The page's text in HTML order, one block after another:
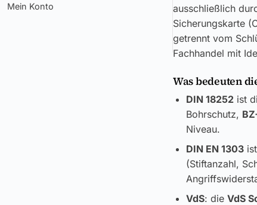
Mein Konto
ausschließlich
Sicherungskarte
getrennt vom
Fachhandel mit
Was bedeuten
DIN 18252ist
Bohrschutz,
Niveau.
DIN EN 1303ist
(Stiftanzahl,
VdS: die VdS